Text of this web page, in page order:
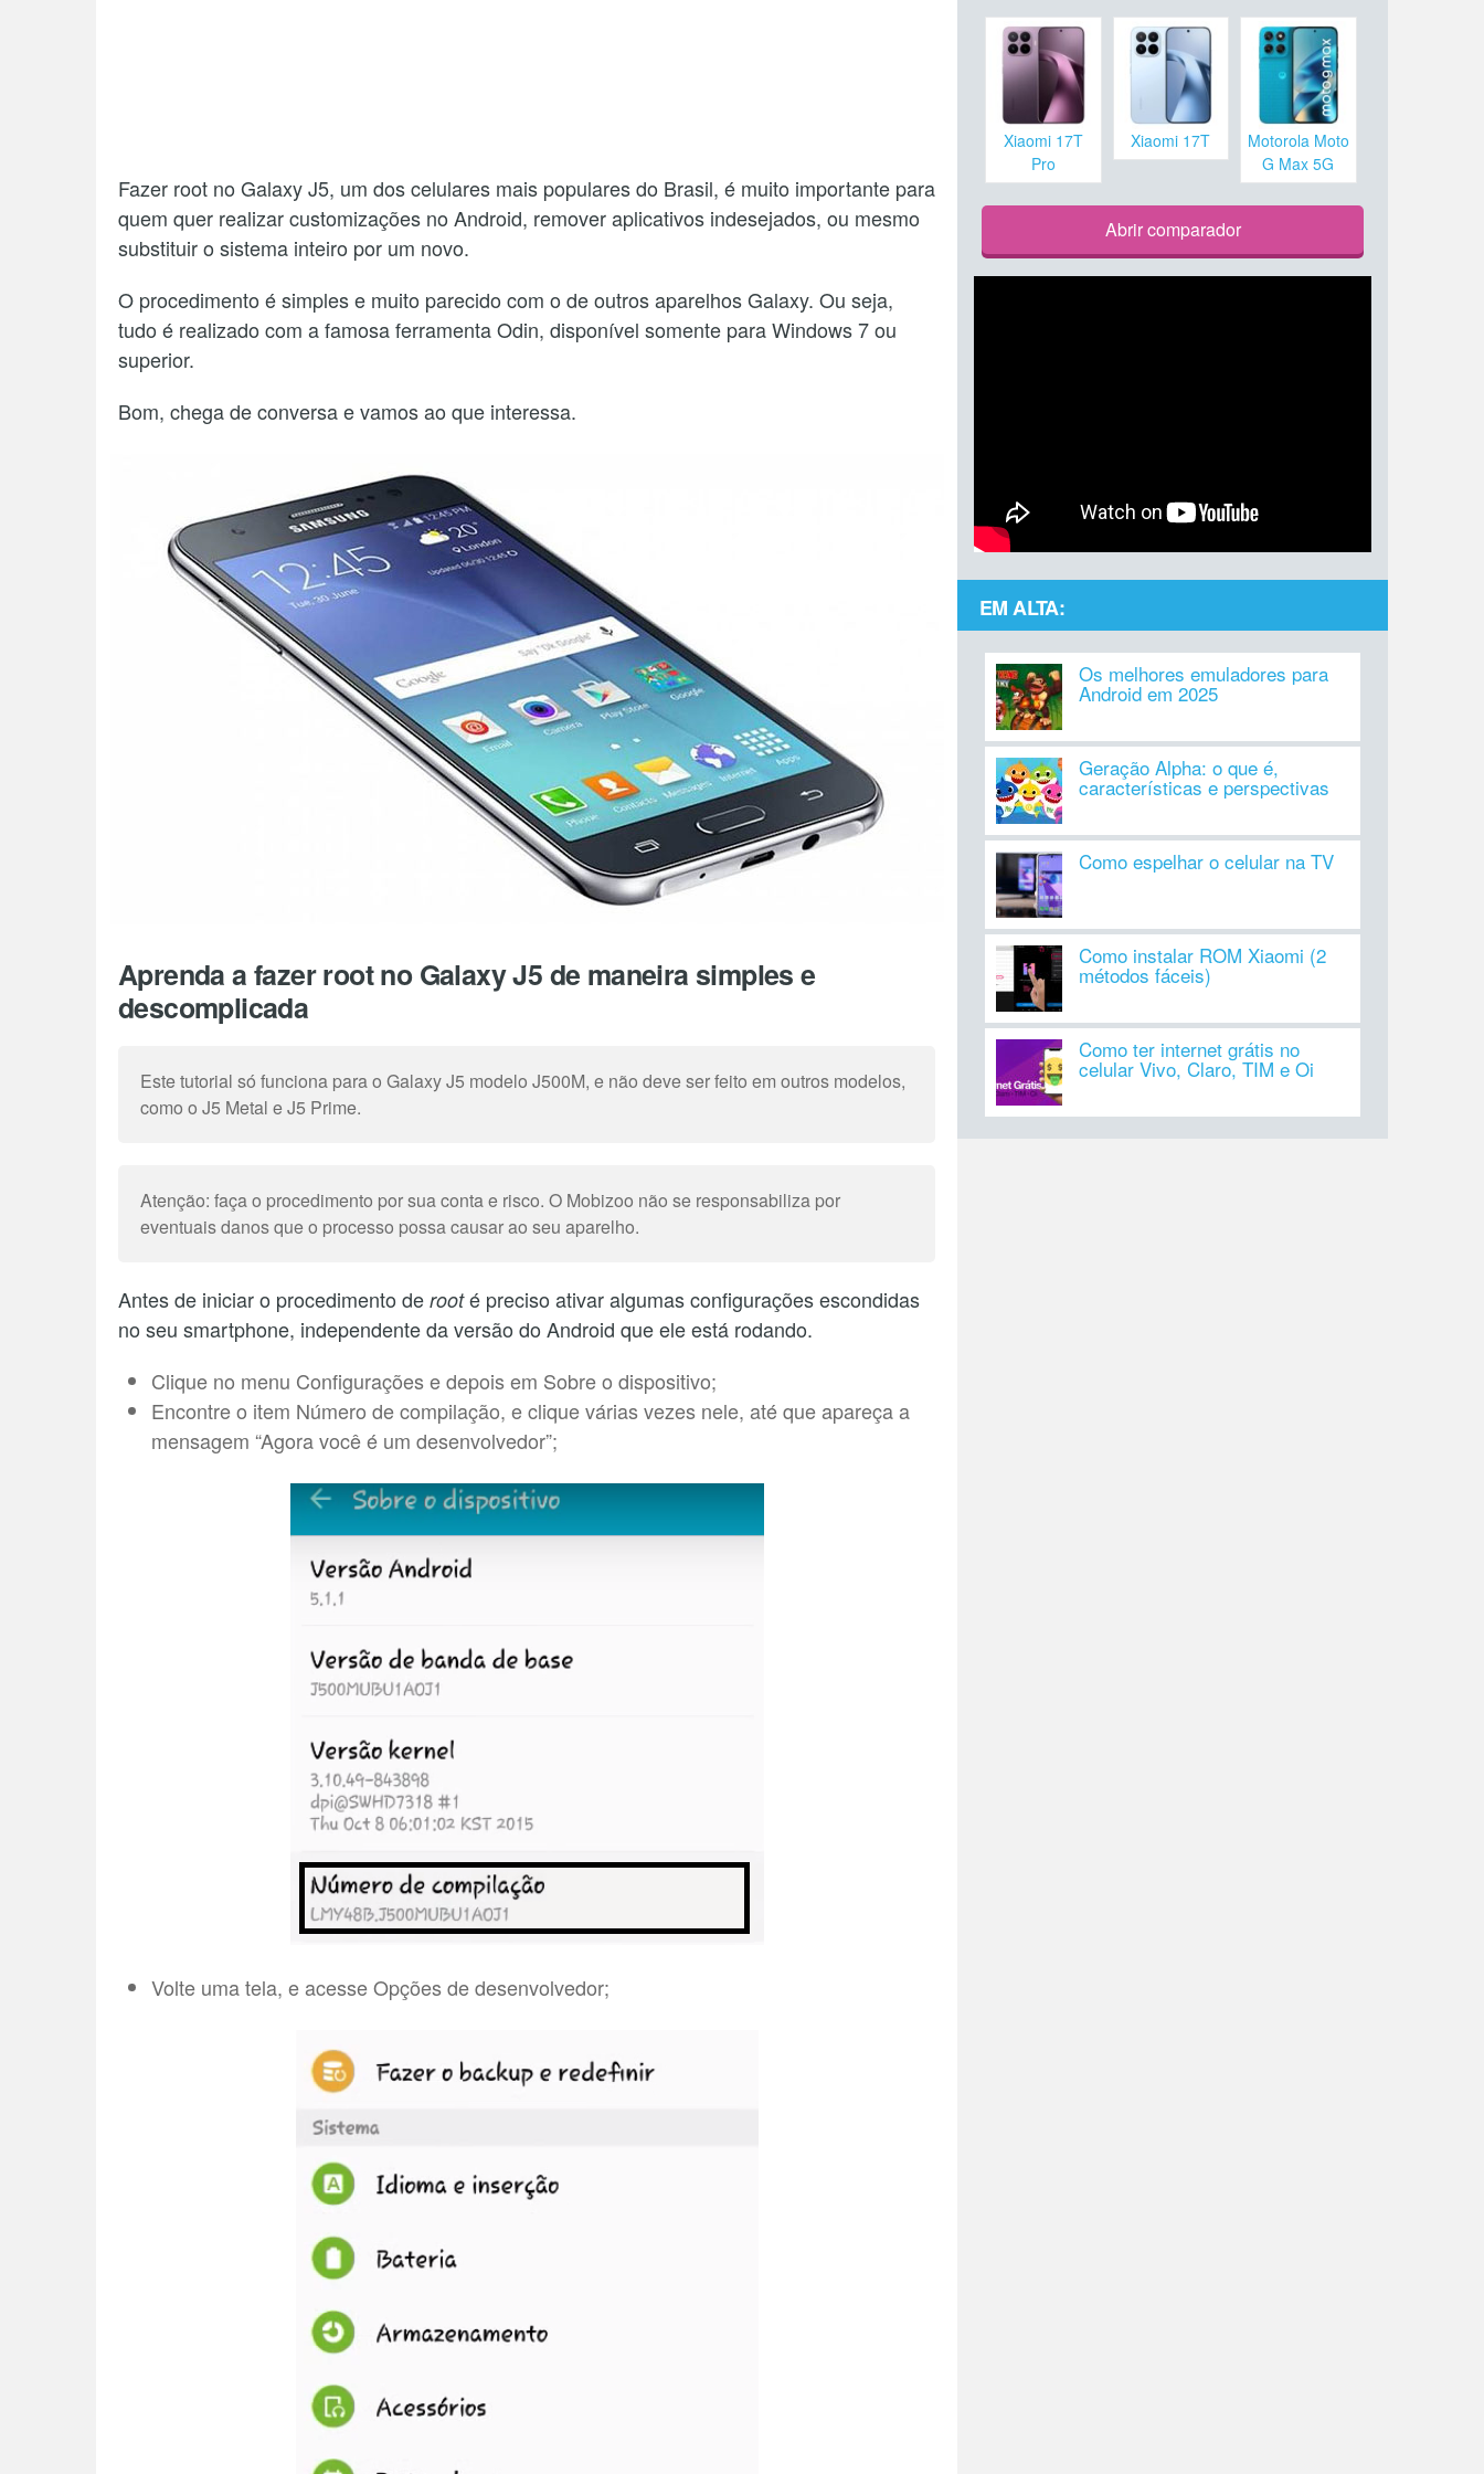
Fazer root no Galaxy J5, um dos celulares mais populares do Brasil, é muito importante para
quem quer realizar customizações no Android, remover aplicativos indesejados, ou mesmo
substituir o sistema inteiro por um novo.
O procedimento é simples e muito parecido com o de outros aparelhos Galaxy. Ou seja,
tudo é realizado com a famosa ferramenta Odin, disponível somente para Windows 7 ou
superior.
Bom, chega de conversa e vamos ao que interessa.
Aprenda a fazer root no Galaxy J5 de maneira simples e
descomplicada
Este tutorial só funciona para o Galaxy J5 modelo J500M, e não deve ser feito em outros modelos,
como o J5 Metal e J5 Prime.
Atenção: faça o procedimento por sua conta e risco. O Mobizoo não se responsabiliza por
eventuais danos que o processo possa causar ao seu aparelho.
Antes de iniciar o procedimento de rooté preciso ativar algumas configurações escondidas
no seu smartphone, independente da versão do Android que ele está rodando.
Clique no menu Configurações e depois em Sobre o dispositivo;
Encontre o item Número de compilação, e clique várias vezes nele, até que apareça a
mensagem “Agora você é um desenvolvedor”;
Volte uma tela, e acesse Opções de desenvolvedor;
Xiaomi 17T
Pro
Xiaomi 17T
Motorola Moto
G Max 5G
Abrir comparador
EM ALTA:
Os melhores emuladores para
Android em 2025
Geração Alpha: o que é,
características e perspectivas
Como espelhar o celular na TV
Como instalar ROM Xiaomi (2
métodos fáceis)
Como ter internet grátis no
celular Vivo, Claro, TIM e Oi